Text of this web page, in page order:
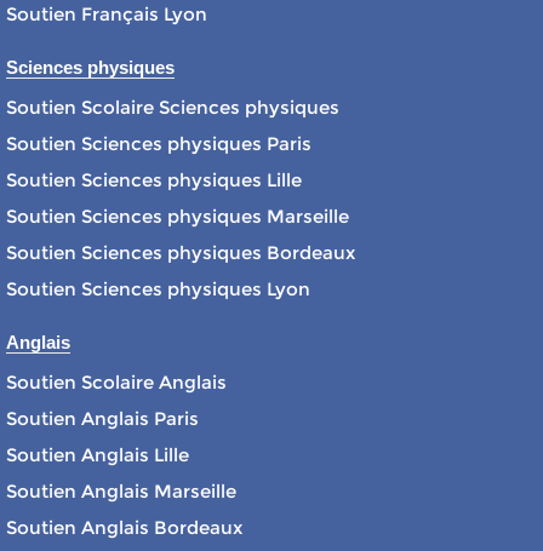
Soutien Français Lyon
Sciences physiques
Soutien Scolaire Sciences physiques
Soutien Sciences physiques Paris
Soutien Sciences physiques Lille
Soutien Sciences physiques Marseille
Soutien Sciences physiques Bordeaux
Soutien Sciences physiques Lyon
Anglais
Soutien Scolaire Anglais
Soutien Anglais Paris
Soutien Anglais Lille
Soutien Anglais Marseille
Soutien Anglais Bordeaux